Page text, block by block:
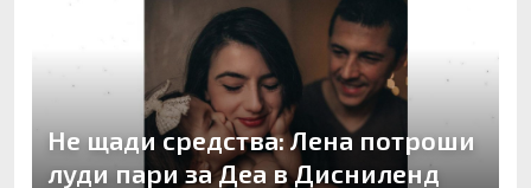
Не щади средства: Лена потроши
луди пари за Деа в Дисниленд